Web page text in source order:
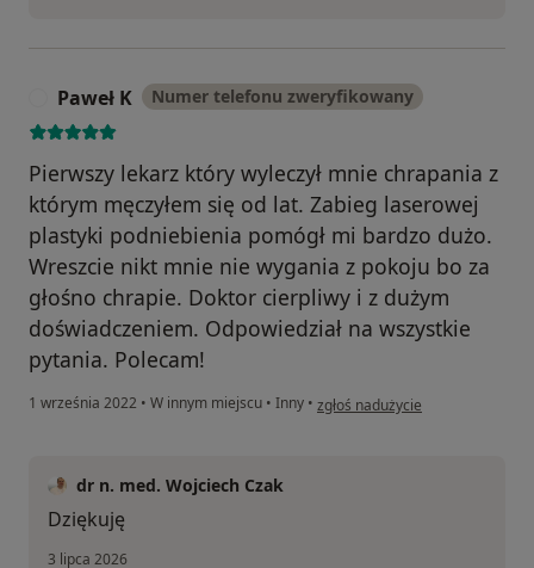
Paweł K Numer telefonu zweryfikowany
Pierwszy lekarz który wyleczył mnie chrapania z
którym męczyłem się od lat. Zabieg laserowej
plastyki podniebienia pomógł mi bardzo dużo.
Wreszcie nikt mnie nie wygania z pokoju bo za
głośno chrapie. Doktor cierpliwy i z dużym
doświadczeniem. Odpowiedział na wszystkie
pytania. Polecam!
1 września 2022 • W innym miejscu • Inny • w opinii użytkownika Paweł K
zgłoś nadużycie
dr n. med. Wojciech Czak
Dziękuję
3 lipca 2026